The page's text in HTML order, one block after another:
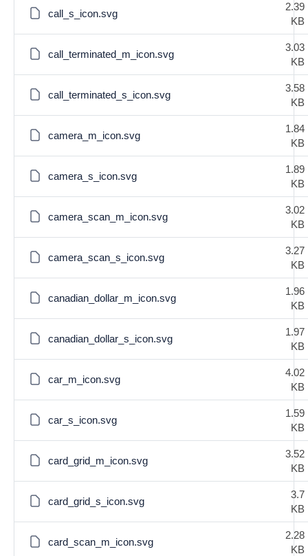
call_s_icon.svg
2.39
KB
call_terminated_m_icon.svg
3.03
KB
call_terminated_s_icon.svg
3.58
KB
camera_m_icon.svg
1.84
KB
camera_s_icon.svg
1.89
KB
camera_scan_m_icon.svg
3.02
KB
camera_scan_s_icon.svg
3.27
KB
canadian_dollar_m_icon.svg
1.96
KB
canadian_dollar_s_icon.svg
1.97
KB
car_m_icon.svg
4.02
KB
car_s_icon.svg
1.59
KB
card_grid_m_icon.svg
3.52
KB
card_grid_s_icon.svg
3.7
KB
card_scan_m_icon.svg
2.28
KB